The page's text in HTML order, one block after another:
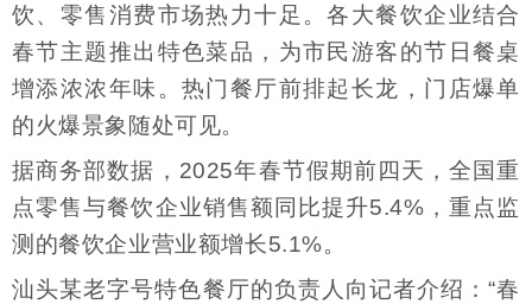
饮、零售消费市场热力十足。各大餐饮企业结合
春节主题推出特色菜品，为市民游客的节日餐桌
增添浓浓年味。热门餐厅前排起长龙，门店爆单
的火爆景象随处可见。
据商务部数据，2025年春节假期前四天，全国重
点零售与餐饮企业销售额同比提升5.4%，重点监
测的餐饮企业营业额增长5.1%。
汕头某老字号特色餐厅的负责人向记者介绍：“春